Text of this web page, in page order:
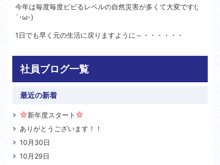
今年は毎度毎度ビビるレベルの自然災害が多くて大変です(;
´･ω･)
1日でも早く元の生活に戻りますように～・・・・・・
社員ブログ一覧
最近の新着
新年度スタート
ありがとうございます！！
10月30日
10月29日